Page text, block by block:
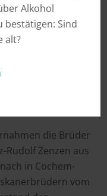
Alkohol
bestätigen: Sind
alt?
2019
die Brüder
Rudolf Zenzen aus
in Cochem-
vom